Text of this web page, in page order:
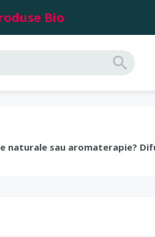
Bio
naturale sau aromaterapie?